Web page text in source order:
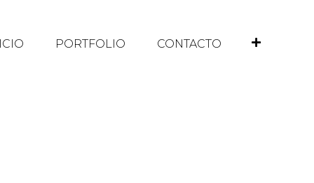
PORTFOLIO CONTACTO